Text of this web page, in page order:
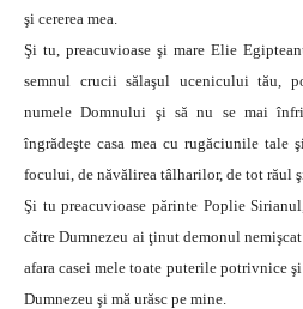
şi cererea mea.
Şi tu, preacuvioase şi mare Elie
semnul crucii sălaşul ucenicului tău,
numele Domnului şi să nu se mai
îngrădeşte casa mea cu rugăciunile tale
focului, de năvălirea tâlharilor, de tot răul
Şi tu preacuvioase părinte Poplie
către Dumnezeu ai ţinut demonul
afara casei mele toate puterile potrivnice
Dumnezeu şi mă urăsc pe mine.